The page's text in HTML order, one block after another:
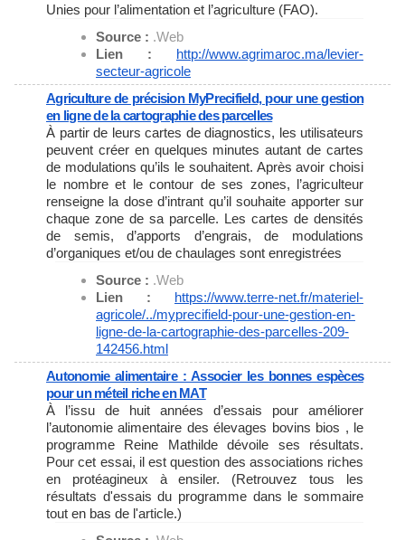
Unies pour l’alimentation et l’agriculture (FAO).
Source : .Web
Lien : http://www.agrimaroc.ma/levier-
secteur-agricole
Agriculture de précision MyPrecifield, pour une gestion
en ligne de la cartographie des parcelles
À partir de leurs cartes de diagnostics, les utilisateurs
peuvent créer en quelques minutes autant de cartes
de modulations qu’ils le souhaitent. Après avoir choisi
le nombre et le contour de ses zones, l’agriculteur
renseigne la dose d’intrant qu’il souhaite apporter sur
chaque zone de sa parcelle. Les cartes de densités
de semis, d’apports d’engrais, de modulations
d’organiques et/ou de chaulages sont enregistrées
Source : .Web
Lien : https://www.terre-net.fr/materiel-
agricole/../myprecifield-pour-une-gestion-en-
ligne-de-la-cartographie-des-parcelles-209-
142456.html
Autonomie alimentaire : Associer les bonnes espèces
pour un méteil riche en MAT
À l’issu de huit années d’essais pour améliorer
l’autonomie alimentaire des élevages bovins bios , le
programme Reine Mathilde dévoile ses résultats.
Pour cet essai, il est question des associations riches
en protéagineux à ensiler. (Retrouvez tous les
résultats d'essais du programme dans le sommaire
tout en bas de l'article.)